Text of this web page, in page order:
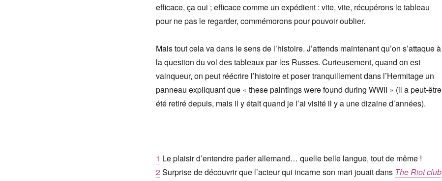
efficace, ça oui ; efficace comme un expédient : vite, vite, récupérons le tableau
pour ne pas le regarder, commémorons pour pouvoir oublier.
Mais tout cela va dans le sens de l’histoire. J’attends maintenant qu’on s’attaque à
la question du vol des tableaux par les Russes. Curieusement, quand on est
vainqueur, on peut réécrire l’histoire et poser tranquillement dans l’Hermitage un
panneau expliquant que « these paintings were found during WWII » (il a peut-être
été retiré depuis, mais il y était quand je l’ai visité il y a une dizaine d’années).
1 Le plaisir d’entendre parler allemand… quelle belle langue, tout de même !
2 Surprise de découvrir que l’acteur qui incarne son mari jouait dans The Riot club